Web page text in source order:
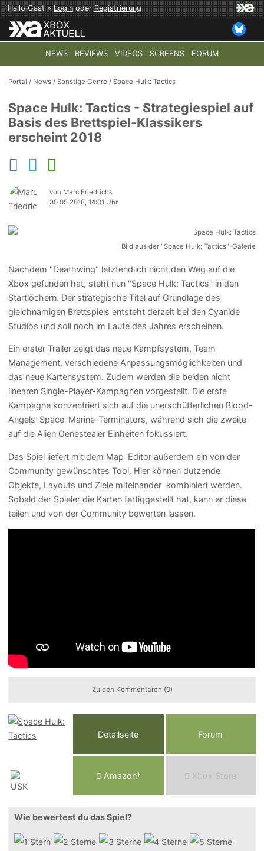
Hallo Gast »LoginoderRegistrierung
NEWS REVIEWS VIDEOS SCREENS FORUM
TOP-THEMEN: COD: MODERN WARFARE 4 HALO:
Portal / News /Sonstige Genre /Space Hulk: Tactics
Space Hulk: Tactics - Strategiespiel auf
Basis des Brettspiel-Klassikers
erscheint 2018
von Marc Friedrichs
30.05.2018, 14:01 Uhr
Bild aus der "Space Hulk: Tactics"-Galerie
Nachdem "Deathwing" letztendlich nicht den Weg auf die
Xbox gefunden hat, steht nun "Space Hulk: Tactics" in den
Startlöchern. Der strategische Titel auf Grundlage des
gleichnamigen Brettspiels entsteht derzeit bei den Cyanide
Studios und soll noch im Laufe des Jahres erscheinen.
Ein erster Trailer zeigt das neue Kampfsystem, Team
Management, verschiedene Anpassungsmöglichkeiten und
das neue Kartensystem. Zudem werden die beiden nicht
linearen Single-Player-Kampagnen vorgestellt. Die erste
Kampagne konzentriert sich auf die unerschütterlichen Blood-
Angels-Space-Marine-Terminators, während sich die zweite
auf die Alien Genestealer Einheiten fokussiert.
Das Spiel liefert mit dem Map-Editor außerdem ein von der
Community gewünschtes Tool. Hier können dutzende
Objekte, Layouts und Ziele miteinander kombiniert werden.
Sobald der Spieler die Karten fertiggestellt hat, kann er diese
teilen und von der Community bewerten lassen.
Zu den Kommentaren (0)
Detailseite Forum
Amazon* Xbox Store
Wie bewertest du das Spiel?